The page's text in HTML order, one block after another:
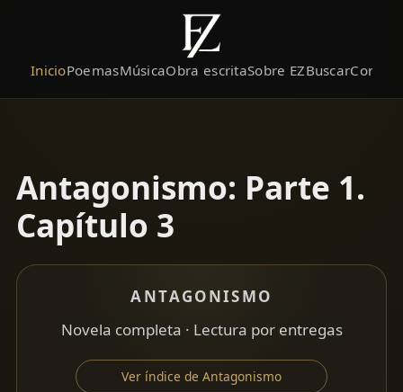
InicioPoemasMúsicaObra escritaSobre EZBuscar
Antagonismo: Parte 1.
Capítulo 3
ANTAGONISMO
Novela completa · Lectura por entregas
Ver índice de Antagonismo